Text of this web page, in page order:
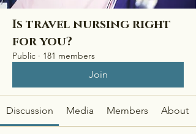
Is travel nursing right
for you?
Public · 181 members
Join
Discussion Media Members About